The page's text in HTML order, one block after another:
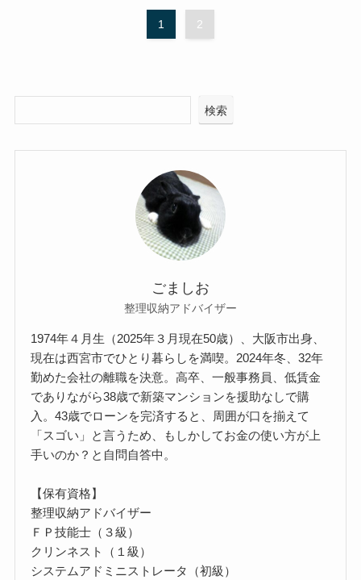
1 2
検索
ごましお
整理収納アドバイザー
1974年４月生（2025年３月現在50歳）、大阪市出身、
現在は西宮市でひとり暮らしを満喫。2024年冬、32年
勤めた会社の離職を決意。高卒、一般事務員、低賃金
でありながら38歳で新築マンションを援助なしで購
入。43歳でローンを完済すると、周囲が口を揃えて
「スゴい」と言うため、もしかしてお金の使い方が上
手いのか？と自問自答中。
【保有資格】
整理収納アドバイザー
ＦＰ技能士（３級）
クリンネスト（１級）
システムアドミニストレータ（初級）